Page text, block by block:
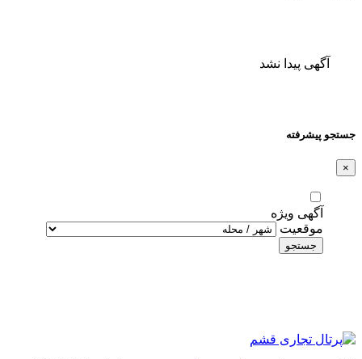
آگهی پیدا نشد
جستجو پیشرفته
×
آگهی ویژه
موقعیت
جستجو